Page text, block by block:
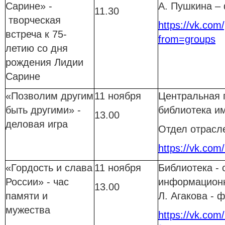
Сарине» -
творческая
встреча к 75-
летию со дня
рождения Лидии
Сарине
11.30
А. Пушкина
https://
from=groups
«Позволим другим
быть другими» -
деловая игра
11 ноября
13.00
Центральная
библиотека
Отдел
https://
«Гордость и слава
России» - час
памяти и
мужества
11 ноября
13.00
Библиотека -
Л. Агакова -
https://